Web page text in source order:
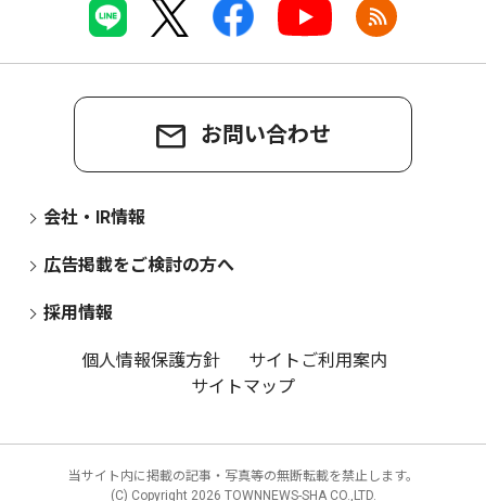
お問い合わせ
会社・IR情報
広告掲載をご検討の方へ
採用情報
個人情報保護方針
サイトご利用案内
サイトマップ
当サイト内に掲載の記事・写真等の無断転載を禁止します。
(C) Copyright 2026 TOWNNEWS-SHA CO.,LTD.